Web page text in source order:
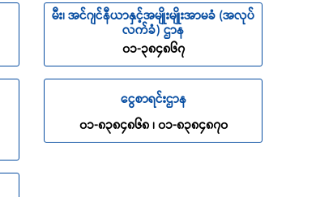
မီး၊ အင်ဂျင်နီယာနှင့်အမျိုးမျိုးအာမခံ (အလုပ်
လက်ခံ) ဌာန
၀၁-၃၈၄၈၆၇
ငွေစာရင်းဌာန
၀၁-၈၃၈၄၈၆၈ ၊ ၀၁-၈၃၈၄၈၇၀